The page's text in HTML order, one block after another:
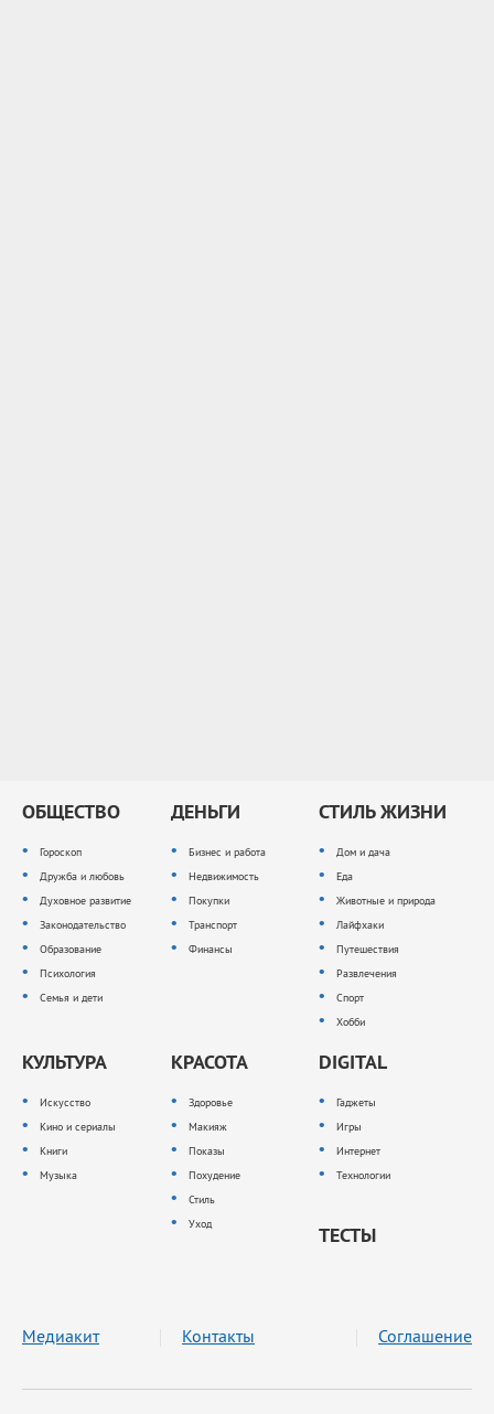
ОБЩЕСТВО
Гороскоп
Дружба и любовь
Духовное развитие
Законодательство
Образование
Психология
Семья и дети
ДЕНЬГИ
Бизнес и работа
Недвижимость
Покупки
Транспорт
Финансы
СТИЛЬ ЖИЗНИ
Дом и дача
Еда
Животные и природа
Лайфхаки
Путешествия
Развлечения
Спорт
Хобби
КУЛЬТУРА
Искусство
Кино и сериалы
Книги
Музыка
КРАСОТА
Здоровье
Макияж
Показы
Похудение
Стиль
Уход
DIGITAL
Гаджеты
Игры
Интернет
Технологии
ТЕСТЫ
Медиакит Контакты Соглашение